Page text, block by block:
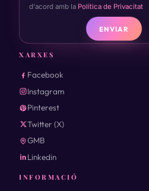
d'acord amb la Política de Privacitat
ENVIAR
XARXES
Facebook
Instagram
Pinterest
Twitter (X)
GMB
Linkedin
INFORMACIÓ